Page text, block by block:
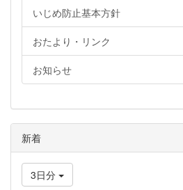
いじめ防止基本方針
おたより・リンク
お知らせ
新着
3日分